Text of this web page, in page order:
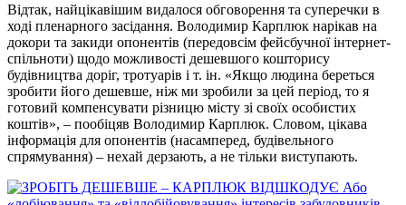
Відтак, найцікавішим видалося обговорення та суперечки в
ході пленарного засідання. Володимир Карплюк нарікав на
докори та закиди опонентів (передовсім фейсбучної інтернет-
спільноти) щодо можливості дешевшого кошторису
будівництва доріг, тротуарів і т. ін. «Якщо людина береться
зробити його дешевше, ніж ми зробили за цей період, то я
готовий компенсувати різницю місту зі своїх особистих
коштів», – пообіцяв Володимир Карплюк. Словом, цікава
інформація для опонентів (насамперед, будівельного
спрямування) – нехай дерзають, а не тільки виступають.